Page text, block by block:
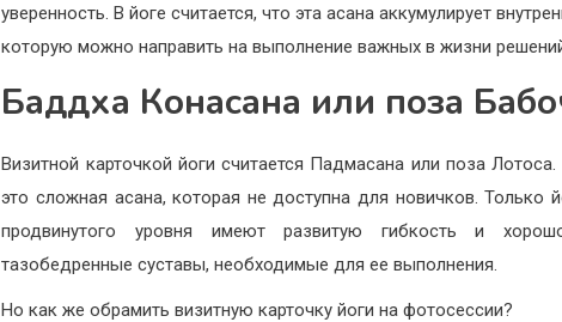
уверенность. В йоге считается, что эта асана аккумулирует
которую можно направить на выполнение важных в жизни
Баддха Конасана или поза
Визитной карточкой йоги считается Падмасана или поза
это сложная асана, которая не доступна для новичков.Только
продвинутого уровня имеют развитую гибкость и
тазобедренные суставы, необходимые для ее выполнения.
Но как же обрамить визитную карточку йоги на фотосессии?